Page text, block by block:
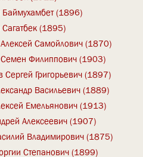
(1896)
(1895)
Самойлович (1870)
Филиппович (1903)
Сергей Григорьевич (1897)
Васильевич (1889)
Емельянович (1913)
Алексеевич (1907)
Владимирович (1875)
Степанович (1899)